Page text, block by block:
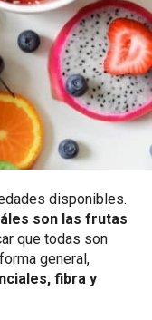
disponibles.
son las frutas
que todas son
general,
fibra y